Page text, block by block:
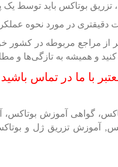
در مورد نحوه
از مراجع مربوطه در
و همیشه به تازگی‌ها و
با ما در تماس باشید
گواهی آموزش
آموزش تزریق ژل و